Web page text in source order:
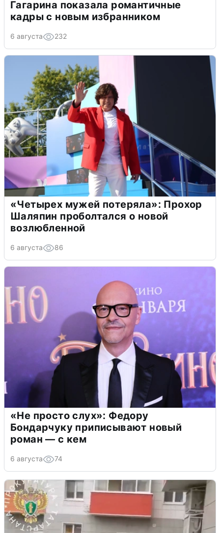
Гагарина показала романтичные
кадры с новым избранником
6 августа 232
«Четырех мужей потеряла»: Прохор
Шаляпин проболтался о новой
возлюбленной
6 августа 86
«Не просто слух»: Федору
Бондарчуку приписывают новый
роман — с кем
6 августа 74